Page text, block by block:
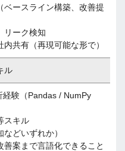
ベースライン構築、改善提
リーク検知
共有（再現可能な形で）
ル
経験（Pandas / NumPy
スキル
どいずれか）
善案まで言語化できること